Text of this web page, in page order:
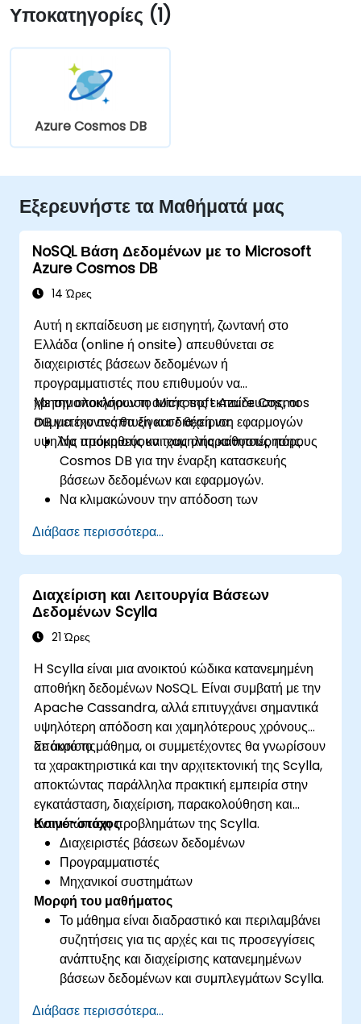
Υποκατηγορίες (1)
Azure Cosmos DB
Εξερευνήστε τα Μαθήματά μας
NoSQL Βάση Δεδομένων με το Microsoft
Azure Cosmos DB
14 Ώρες
Αυτή η εκπαίδευση με εισηγητή, ζωντανή στο
Ελλάδα (online ή onsite) απευθύνεται σε
διαχειριστές βάσεων δεδομένων ή
προγραμματιστές που επιθυμούν να
χρησιμοποιήσουν το Microsoft Azure Cosmos
DB για την ανάπτυξη και διαχείριση εφαρμογών
υψηλής απόκρισης και χαμηλής καθυστέρησης.
Με την ολοκλήρωση αυτής της εκπαίδευσης, οι
συμμετέχοντες θα είναι σε θέση να:
Να προμηθεύουν τους απαραίτητους πόρους
Cosmos DB για την έναρξη κατασκευής
βάσεων δεδομένων και εφαρμογών.
Να κλιμακώνουν την απόδοση των
τα API στο Cosmos DB.
Να διαχειρίζονται τις λειτουργίες της βάσης
δεδομένων και να μειώνουν το κόστος
βελτιστοποιώντας τους πόρους του Cosmos
DB.
Διάβασε περισσότερα...
Διαχείριση και Λειτουργία Βάσεων
Δεδομένων Scylla
21 Ώρες
Η Scylla είναι μια ανοικτού κώδικα κατανεμημένη
αποθήκη δεδομένων NoSQL. Είναι συμβατή με την
Apache Cassandra, αλλά επιτυγχάνει σημαντικά
υψηλότερη απόδοση και χαμηλότερους χρόνους
απόκρισης.
Σε αυτό το μάθημα, οι συμμετέχοντες θα γνωρίσουν
τα χαρακτηριστικά και την αρχιτεκτονική της Scylla,
αποκτώντας παράλληλα πρακτική εμπειρία στην
εγκατάσταση, διαχείριση, παρακολούθηση και
αντιμετώπιση προβλημάτων της Scylla.
Κοινό-στόχος
Διαχειριστές βάσεων δεδομένων
Προγραμματιστές
Μηχανικοί συστημάτων
Μορφή του μαθήματος
Το μάθημα είναι διαδραστικό και περιλαμβάνει
συζητήσεις για τις αρχές και τις προσεγγίσεις
ανάπτυξης και διαχείρισης κατανεμημένων
βάσεων δεδομένων και συμπλεγμάτων Scylla.
πρακτικών ασκήσεων και εξάσκησης.
Διάβασε περισσότερα...